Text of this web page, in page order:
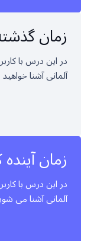
زمان
در این درس با
آلمانی آشنا
زمان
در این درس با
آلمانی آشنا می